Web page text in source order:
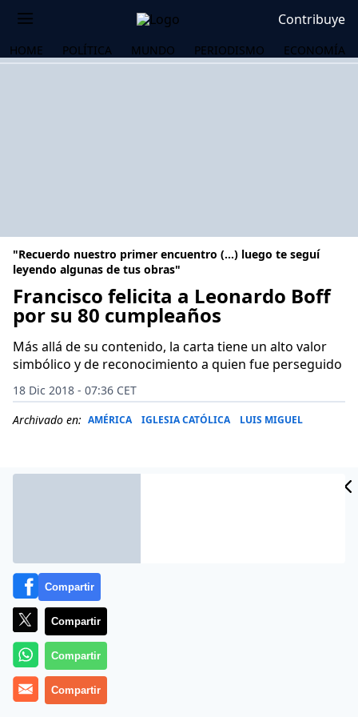
Contribuye
HOME POLÍTICA MUNDO PERIODISMO ECONOMÍA
"Recuerdo nuestro primer encuentro (...) luego te seguí
leyendo algunas de tus obras"
Francisco felicita a Leonardo Boff
por su 80 cumpleaños
Más allá de su contenido, la carta tiene un alto valor
simbólico y de reconocimiento a quien fue perseguido
18 Dic 2018 - 07:36 CET
Archivado en: AMÉRICA IGLESIA CATÓLICA LUIS MIGUEL
(Luis Miguel Modino
enviado una breve
Compartir
Compartir
Compartir
Compartir